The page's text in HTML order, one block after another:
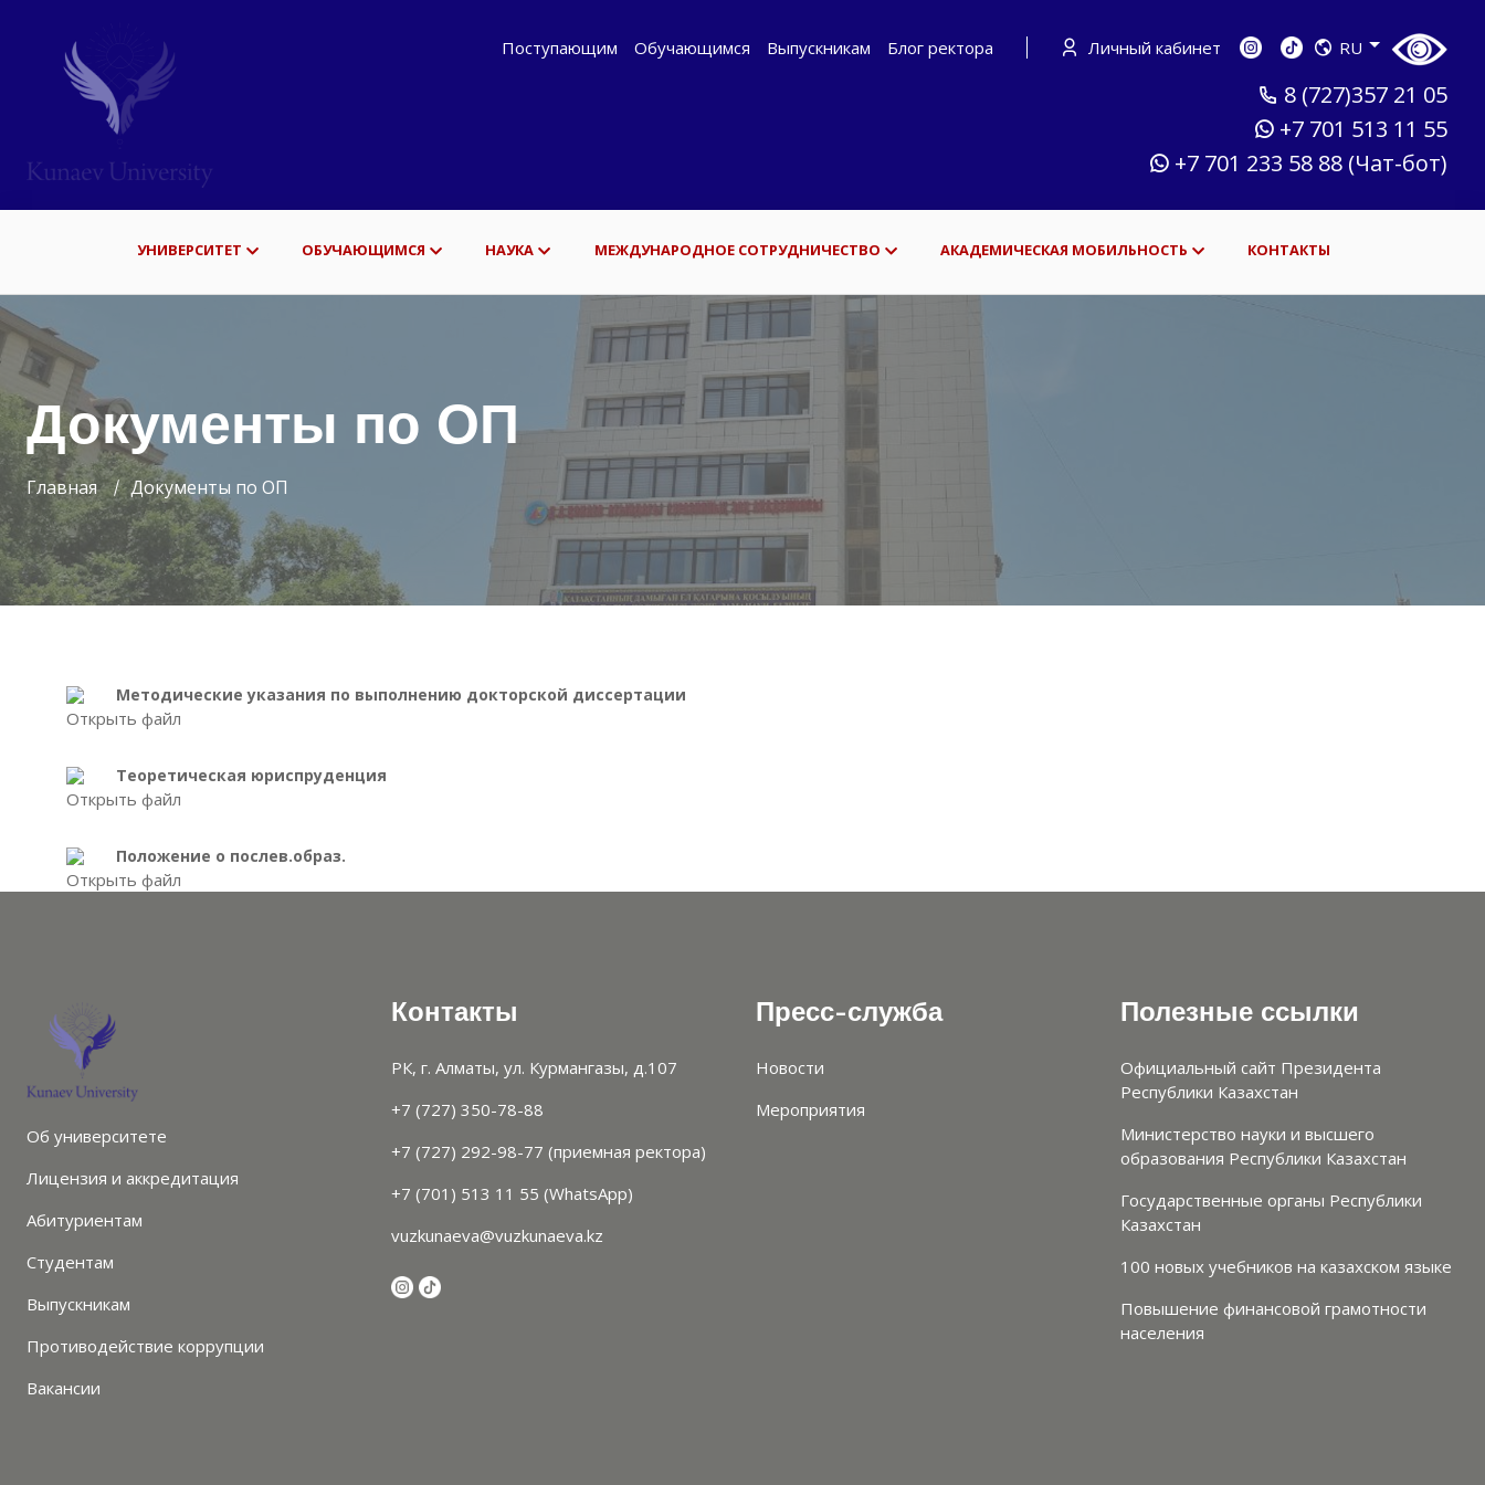
Поступающим Обучающимся Выпускникам Блог ректора Личный кабинет RU
8 (727)357 21 05
+7 701 513 11 55
+7 701 233 58 88 (Чат-бот)
УНИВЕРСИТЕТ ОБУЧАЮЩИМСЯ НАУКА МЕЖДУНАРОДНОЕ СОТРУДНИЧЕСТВО АКАДЕМИЧЕСКАЯ МОБИЛЬНОСТЬ КОНТАКТЫ
Документы по ОП
Главная Документы по ОП
Методические указания по выполнению докторской диссертации
Открыть файл
Теоретическая юриспруденция
Открыть файл
Положение о послев.образ.
Открыть файл
Об университете
Лицензия и аккредитация
Абитуриентам
Студентам
Выпускникам
Противодействие коррупции
Вакансии
Контакты
РК, г. Алматы, ул. Курмангазы, д.107
+7 (727) 350-78-88
+7 (727) 292-98-77 (приемная ректора)
+7 (701) 513 11 55 (WhatsApp)
vuzkunaeva@vuzkunaeva.kz
Пресс-служба
Новости
Мероприятия
Полезные ссылки
Официальный сайт Президента
Республики Казахстан
Министерство науки и высшего
образования Республики Казахстан
Государственные органы Республики
Казахстан
100 новых учебников на казахском языке
Повышение финансовой грамотности
населения